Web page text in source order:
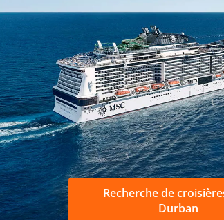
Recherche de
Durban